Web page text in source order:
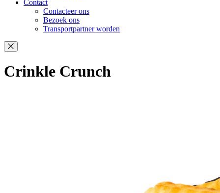
Contact
Contacteer ons
Bezoek ons
Transportpartner worden
Crinkle Crunch